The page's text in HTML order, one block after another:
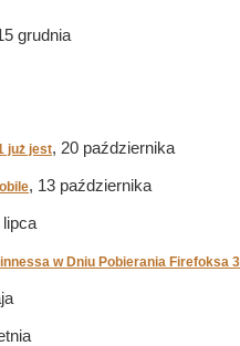
grudnia
już jest, 20 października
, 13 października
lipca
w Dniu Pobierania Firefoksa 3